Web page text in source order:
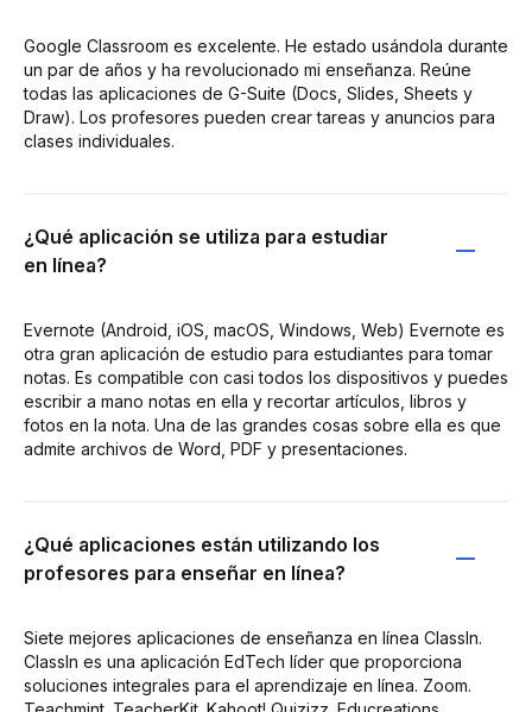
Google Classroom es excelente. He estado usándola durante
un par de años y ha revolucionado mi enseñanza. Reúne
todas las aplicaciones de G-Suite (Docs, Slides, Sheets y
Draw). Los profesores pueden crear tareas y anuncios para
clases individuales.
¿Qué aplicación se utiliza para estudiar
en línea?
Evernote (Android, iOS, macOS, Windows, Web) Evernote es
otra gran aplicación de estudio para estudiantes para tomar
notas. Es compatible con casi todos los dispositivos y puedes
escribir a mano notas en ella y recortar artículos, libros y
fotos en la nota. Una de las grandes cosas sobre ella es que
admite archivos de Word, PDF y presentaciones.
¿Qué aplicaciones están utilizando los
profesores para enseñar en línea?
Siete mejores aplicaciones de enseñanza en línea ClassIn.
ClassIn es una aplicación EdTech líder que proporciona
soluciones integrales para el aprendizaje en línea. Zoom.